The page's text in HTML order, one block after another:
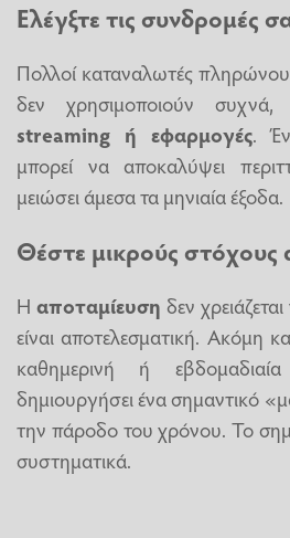
Ελέγξτε τις συνδρομές
Πολλοί καταναλωτές
δεν χρησιμοποιούν
streaming ή εφαρμογές.
μπορεί να αποκαλύψει
μειώσει άμεσα τα μηνιαία έξοδα.
Θέστε μικρούς στόχους
Η αποταμίευση δεν
είναι αποτελεσματική. Ακόμη
καθημερινή ή
δημιουργήσει ένα σημαντικό
την πάροδο του χρόνου. Το
συστηματικά.